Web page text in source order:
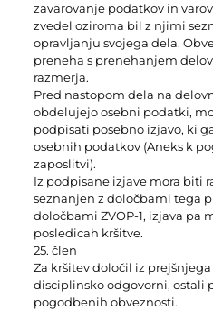
zavarovanje podatkov in
zvedel oziroma bil z njimi
opravljanju svojega dela.
preneha s prenehanjem
razmerja.
Pred nastopom dela na
obdelujejo osebni podatki,
podpisati posebno izjavo, ki
osebnih podatkov (Aneks k
zaposlitvi).
Iz podpisane izjave mora biti
seznanjen z določbami tega
določbami ZVOP-1, izjava pa
posledicah kršitve.
25. člen
Za kršitev določil iz
disciplinsko odgovorni, ostali
pogodbenih obveznosti.